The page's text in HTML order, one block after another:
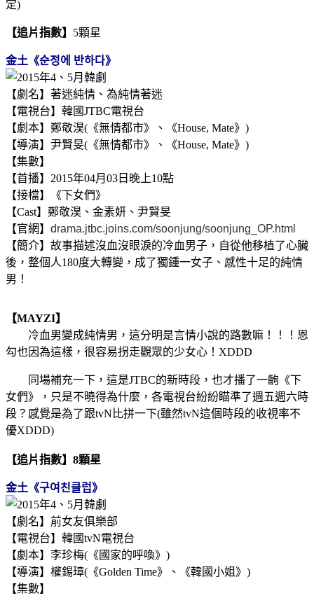
定)
【追片指數】 5顆星
金土《순정에 반하다》
【劇名】著迷純情、為純情著迷
【電視台】韓國JTBC電視台
【劇本】鄭敬淏(《無情都市》、《House, Mate》)
【導演】尹賢旻(《無情都市》、《House, Mate》)
【集數】
【首播】2015年04月03日晚上10點
【接檔】《下女們》
【Cast】鄭敬淏、金素妍、尹賢旻
【官網】 drama.jtbc.joins.com/soonjung/soonjung_OP.html
【簡介】故事描述沒血沒眼淚的冷血男子，自從他移植了心臟
後，整個人180度大轉變，成了獨鍾一女子、感性十足的純情
男！
【MAYZI】
冷血男變成純情男，這分明是言情小說的路數嘛！！！恩
勾也因為這樣，很容易拐走觀眾的少女心！XDDD
同場補充一下，這是JTBC的新時段，也才播了一齣《下
女們》，只是不曉得為什麼，各電視台紛紛瞄準了週五週六時
段？感覺是為了跟tvN比拼一下(雖然tvN這個時段的收視率不
優XDDD)
【追片指數】8顆星
金土 《구여친클럽》
【劇名】前女友俱樂部
【電視台】韓國tvN電視台
【劇本】李珍梅(《國家的呼喚》)
【導演】權錫璋(《Golden Time》、《韓國小姐》)
【集數】